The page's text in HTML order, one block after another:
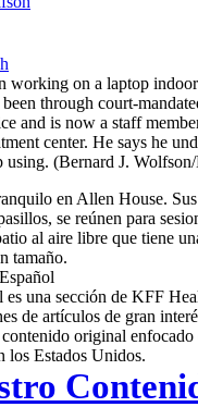
through court-
and is now a staff
center. He says he
using. (Bernard J.
en Allen House.
se reúnen para
al aire libre que tiene
tamaño.
es una sección de KFF
de artículos de gran
original
los Estados Unidos.